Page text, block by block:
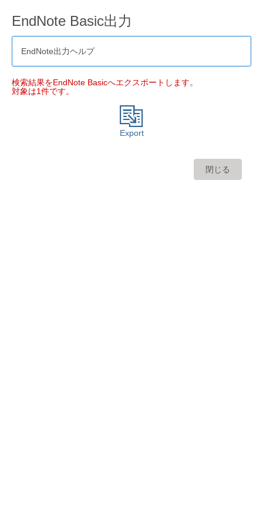
EndNote Basic出力
EndNote出力ヘルプ
検索結果をEndNote Basicへエクスポートします。
対象は1件です。
Export